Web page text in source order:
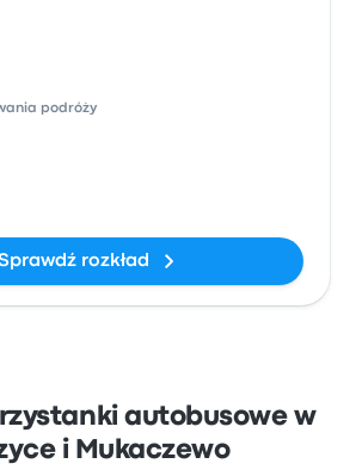
podróży
rozkład
autobusowe w
i Mukaczewo